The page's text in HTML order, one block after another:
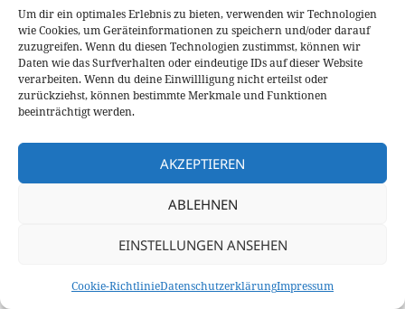
Um dir ein optimales Erlebnis zu bieten, verwenden wir Technologien
wie Cookies, um Geräteinformationen zu speichern und/oder darauf
zuzugreifen. Wenn du diesen Technologien zustimmst, können wir
Daten wie das Surfverhalten oder eindeutige IDs auf dieser Website
verarbeiten. Wenn du deine Einwillligung nicht erteilst oder
zurückziehst, können bestimmte Merkmale und Funktionen
beeinträchtigt werden.
AKZEPTIEREN
ABLEHNEN
EINSTELLUNGEN ANSEHEN
Cookie-RichtlinieDatenschutzerklärungImpressum
ist. Dazu auf der Konsole das folgende Kommando
eintippen:
sudo ls -l /dev/serial/by-id/
Das wird z.B. „usb-JVCKENWOOD_TH-D75-if00 ->
immer. ttyACMx wird es sein und die Nummer ist